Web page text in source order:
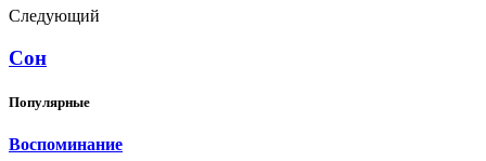
Следующий
Сон
Популярные
Воспоминание